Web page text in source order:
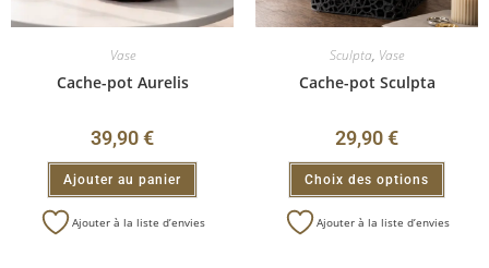
Vase
Cache-pot Aurelis
39,90€
Ajouter au panier
Ajouter à la liste d’envies
Sculpta, Vase
Cache-pot Sculpta
29,90€
Choix des options
Ajouter à la liste d’envies